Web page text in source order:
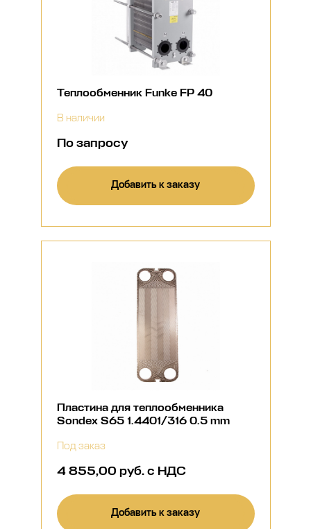
Теплообменник Funke FP 40
В наличии
По запросу
Добавить к заказу
Пластина для теплообменника
Sondex S65 1.4401/316 0.5 mm
Под заказ
4 855,00 руб. с НДС
Добавить к заказу